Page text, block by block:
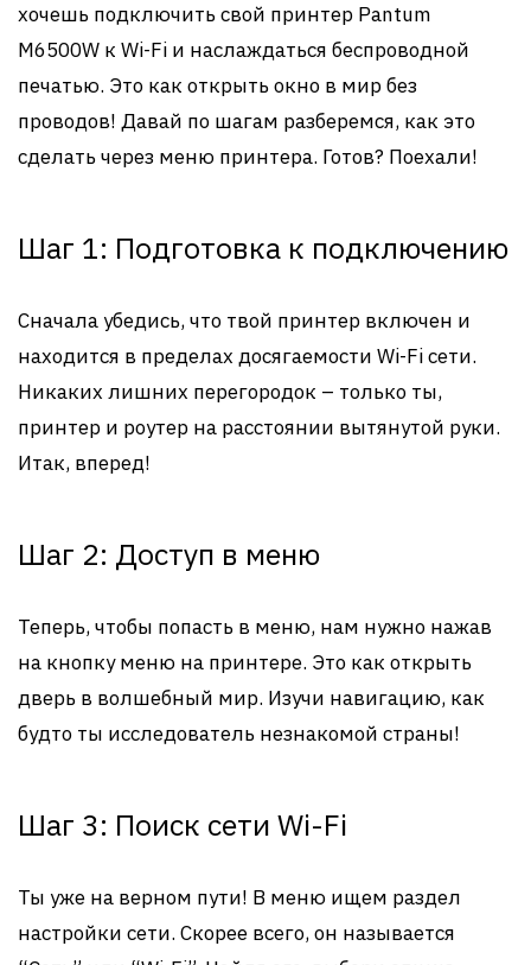
хочешь подключить свой принтер Pantum
M6500W к Wi-Fi и наслаждаться беспроводной
печатью. Это как открыть окно в мир без
проводов! Давай по шагам разберемся, как это
сделать через меню принтера. Готов? Поехали!
Шаг 1: Подготовка к подключению
Сначала убедись, что твой принтер включен и
находится в пределах досягаемости Wi-Fi сети.
Никаких лишних перегородок – только ты,
принтер и роутер на расстоянии вытянутой руки.
Итак, вперед!
Шаг 2: Доступ в меню
Теперь, чтобы попасть в меню, нам нужно нажав
на кнопку меню на принтере. Это как открыть
дверь в волшебный мир. Изучи навигацию, как
будто ты исследователь незнакомой страны!
Шаг 3: Поиск сети Wi-Fi
Ты уже на верном пути! В меню ищем раздел
настройки сети. Скорее всего, он называется